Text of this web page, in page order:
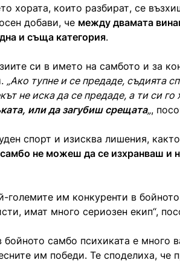
хората, които разбират, се
добави, че между двамата
и съща категория.
си в името на самбото и за
„Ако тупне и се предаде, съдията
не иска да се предаде, а ти си го
или да загубиш срещата„,
спорт и изисква лишения,
не можеш да се изхранваш и
големите им конкуренти в
имат много сериозен екип“,
самбо психиката е много
им победи. Те споделиха, че